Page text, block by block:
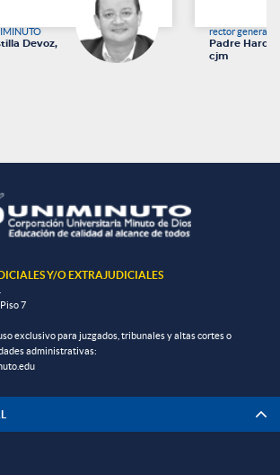
Devoz,
rector general
Padre
cjm
Y/O EXTRAJUDICIALES
7
exclusivo para juzgados, tribunales y altas cortes o
administrativas: